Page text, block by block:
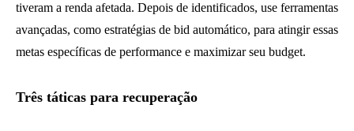
tiveram a renda afetada. Depois de identificados, use ferramentas
avançadas, como estratégias de bid automático, para atingir essas
metas específicas de performance e maximizar seu budget.
Três táticas para recuperação